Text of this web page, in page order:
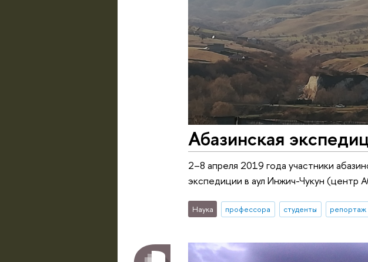
Абазинская
2–8 апреля 2019 года участники
экспедиции в аул Инжич-Чукун (центр
Наука профессора студенты репортаж